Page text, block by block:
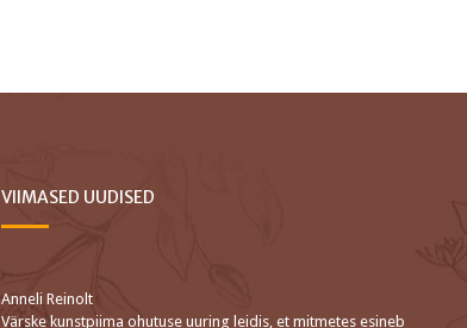
VIIMASED UUDISED
Anneli Reinolt
Värske kunstpiima ohutuse uuring leidis, et mitmetes esineb